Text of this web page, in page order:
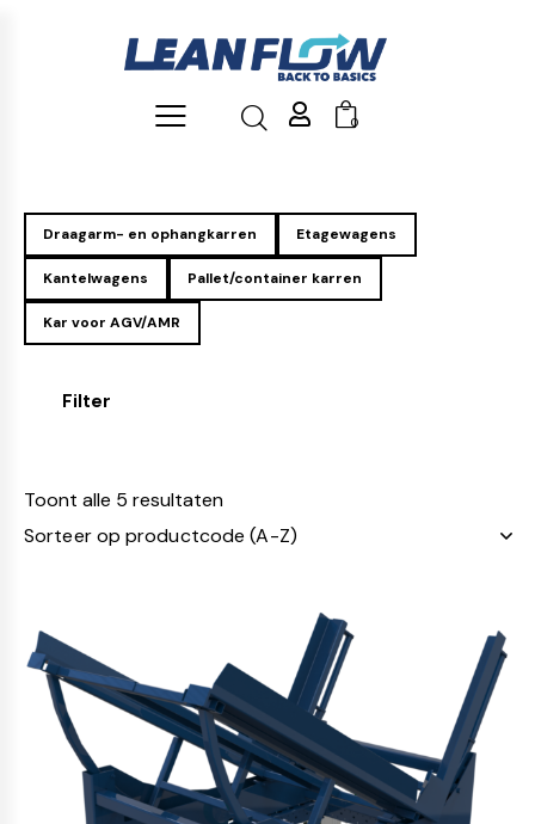
0
Draagarm- en ophangkarren Etagewagens
Kantelwagens Pallet/container karren
Kar voor AGV/AMR
Filter
Toont alle 5 resultaten